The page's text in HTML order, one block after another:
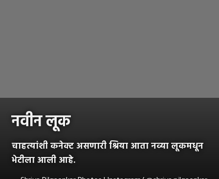
नवीन लूक
चाहत्यांशी कनेक्ट असणारी श्रिया आता नव्या लूकमधून
भेटीला आली आहे.